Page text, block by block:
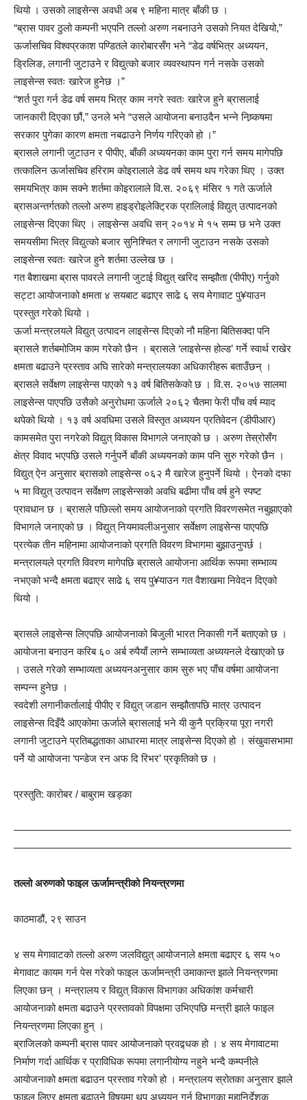
थियो । उसको लाइसेन्स अवधी अब ९ महिना मात्र बाँकी छ ।
“ब्रास पावर ठुलो कम्पनी भएपनि तल्लो अरुण नबनाउने उसको नियत देखियो,”
ऊर्जासचिव विश्वप्रकाश पण्डितले कारोबारसँग भने “डेढ वर्षभित्र अध्ययन,
ड्रिलिङ, लगानी जुटाउने र विद्युत्को बजार व्यवस्थापन गर्न नसके उसको
लाइसेन्स स्वतः खारेज हुनेछ ।”
“शर्त पुरा गर्न डेढ वर्ष समय भित्र काम नगरे स्वतः खारेज हुने ब्रासलाई
जानकारी दिएका छौं,” उनले भने “उसले आयोजना बनाउदैन भन्ने निष्र्कषमा
सरकार पुगेका कारण क्षमता नबढाउने निर्णय गरिएको हो ।”
ब्रासले लगानी जुटाउन र पीपीए, बाँकी अध्ययनका काम पुरा गर्न समय मागेपछि
तत्कालिन ऊर्जासचिव हरिराम कोइरालाले डेढ वर्ष समय थप गरेका थिए । उक्त
समयभित्र काम सक्ने शर्तमा कोइरालाले वि.स. २०६९ मंसिर १ गते ऊर्जाले
ब्रासअन्तर्गतको तल्लो अरुण हाइड्रोइलेक्ट्रिक प्रालिलाई विद्युत् उत्पादनको
लाइसेन्स दिएका थिए । लाइसेन्स अवधि सन् २०१४ मे १५ सम्म छ भने उक्त
समयसीमा भित्र विद्युत्को बजार सुनिश्चित र लगानी जुटाउन नसके उसको
लाइसेन्स स्वतः खारेज हुने शर्तमा उल्लेख छ ।
गत बैशाखमा ब्रास पावरले लगानी जुटाई विद्युत् खरिद सम्झौता (पीपीए) गर्नुको
सट्टा आयोजनाको क्षमता ४ सयबाट बढाएर साढे ६ सय मेगावाट पु¥याउन
प्रस्तुत गरेको थियो ।
ऊर्जा मन्त्रलयले विद्युत् उत्पादन लाइसेन्स दिएको नौ महिना बितिसक्दा पनि
ब्रासले शर्तबमोजिम काम गरेको छैन । ब्रासले ‘लाइसेन्स होल्ड’ गर्ने स्वार्थ राखेर
क्षमता बढाउने प्रस्ताव अघि सारेको मन्त्रालयका अधिकारीहरू बताउँछन् ।
ब्रासले सर्वेक्षण लाइसेन्स पाएको १३ वर्ष बितिसकेको छ । वि.स. २०५७ सालमा
लाइसेन्स पाएपछि उसैको अनुरोधमा ऊर्जाले २०६२ चैतमा फेरी पाँच वर्ष म्याद
थपेको थियो । १३ वर्ष अवधिमा उसले विस्तृत अध्ययन प्रतिवेदन (डीपीआर)
कामसमेत पुरा नगरेको विद्युत् विकास विभागले जनाएको छ । अरुण तेस्रोसँग
क्षेत्र विवाद भएपछि उसले गर्नुपर्ने बाँकी अध्ययनको काम पनि सुरु गरेको छैन ।
विद्युत् ऐन अनुसार ब्रासको लाइसेन्स ०६२ मै खारेज हुनुपर्ने थियो । ऐनको दफा
५ मा विद्युत् उत्पादन सर्वेक्षण लाइसेन्सको अवधि बढीमा पाँच वर्ष हुने स्पष्ट
प्रावधान छ । ब्रासले पछिल्लो समय आयोजनाको प्रगति विवरणसमेत नबुझाएको
विभागले जनाएको छ । विद्युत् नियमावलीअनुसार सर्वेक्षण लाइसेन्स पाएपछि
प्रत्येक तीन महिनामा आयोजनाको प्रगति विवरण विभागमा बुझाउनुपर्छ ।
मन्त्रालयले प्रगति विवरण मागेपछि ब्रासले आयोजना आर्थिक रूपमा सम्भाव्य
नभएको भन्दै क्षमता बढाएर साढे ६ सय पु¥याउन गत वैशाखमा निवेदन दिएको
थियो ।
ब्रासले लाइसेन्स लिएपछि आयोजनाको बिजुली भारत निकासी गर्ने बताएको छ ।
आयोजना बनाउन करिब ६० अर्ब रुपैयाँ लाग्ने सम्भाव्यता अध्ययनले देखाएको छ
। उसले गरेको सम्भाव्यता अध्ययनअनुसार काम सुरु भए पाँच वर्षमा आयोजना
सम्पन्न हुनेछ ।
स्वदेशी लगानीकर्तालाई पीपीए र विद्युत् जडान सम्झौतापछि मात्र उत्पादन
लाइसेन्स दिइँदै आएकोमा ऊर्जाले ब्रासलाई भने यी कुनै प्रक्रिया पूरा नगरी
लगानी जुटाउने प्रतिबद्धताका आधारमा मात्र लाइसेन्स दिएको हो । संखुवासभामा
पर्ने यो आयोजना ‘पन्डेज रन अफ दि रिभर’ प्रकृतिको छ ।
प्रस्तुति: कारोबर / बाबुराम खड्का
———————————————————————————
———————————————————————————
तल्लो अरुणको फाइल ऊर्जामन्त्रीको नियन्त्रणमा
काठमाडौं, २९ साउन
४ सय मेगावाटको तल्लो अरुण जलविद्युत् आयोजनाले क्षमता बढाएर ६ सय ५०
मेगावाट कायम गर्न पेस गरेको फाइल ऊर्जामन्त्री उमाकान्त झाले नियन्त्रणमा
लिएका छन् । मन्त्रालय र विद्युत् विकास विभागका अधिकांश कर्मचारी
आयोजनाको क्षमता बढाउने प्रस्तावको विपक्षमा उभिएपछि मन्त्री झाले फाइल
नियन्त्रणमा लिएका हुन् ।
ब्राजिलको कम्पनी ब्रास पावर आयोजनाको प्रवद्र्धक हो । ४ सय मेगावाटमा
निर्माण गर्दा आर्थिक र प्राविधिक रूपमा लगानीयोग्य नहुने भन्दै कम्पनीले
आयोजनाको क्षमता बढाउन प्रस्ताव गरेको हो । मन्त्रालय स्रोतका अनुसार झाले
फाइल लिएर क्षमता बढाउने विषयमा थप अध्ययन गर्न विभागका महानिर्देशक